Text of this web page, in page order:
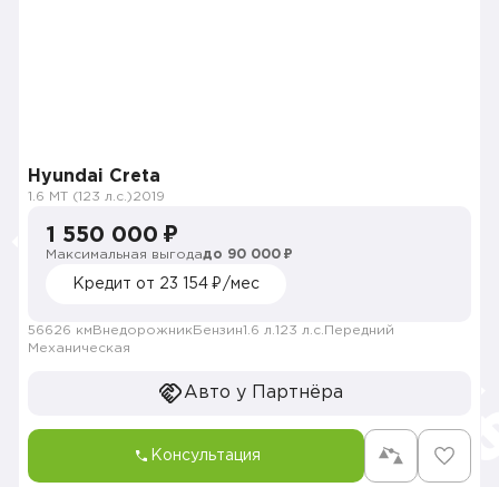
Hyundai Creta
1.6 MT (123 л.с.)2019
1 550 000 ₽
Максимальная выгодадо 90 000 ₽
Кредит от 23 154 ₽/мес
56626 км Внедорожник Бензин1.6 л. 123 л.с. Передний
Механическая
Авто у Партнёра
Консультация